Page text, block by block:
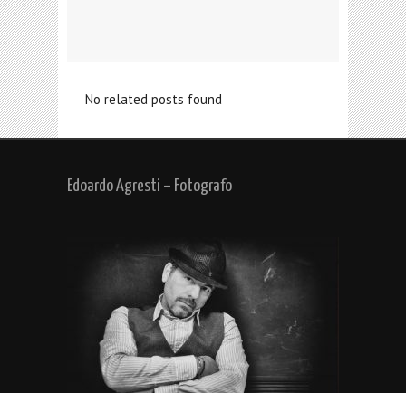
No related posts found
Edoardo Agresti – Fotografo